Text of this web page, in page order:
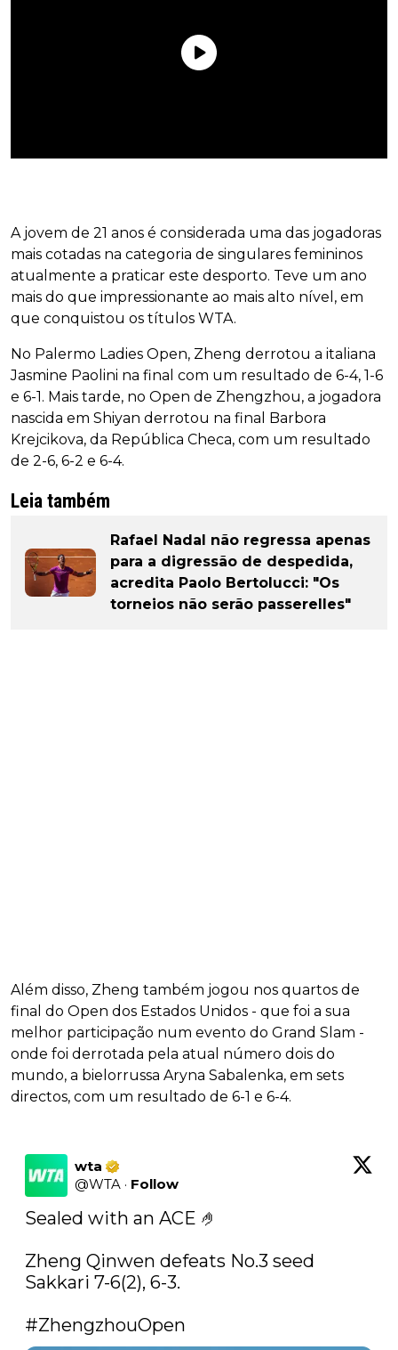
A jovem de 21 anos é considerada uma das jogadoras
mais cotadas na categoria de singulares femininos
atualmente a praticar este desporto. Teve um ano
mais do que impressionante ao mais alto nível, em
que conquistou os títulos WTA.
No Palermo Ladies Open, Zheng derrotou a italiana
Jasmine Paolini na final com um resultado de 6-4, 1-6
e 6-1. Mais tarde, no Open de Zhengzhou, a jogadora
nascida em Shiyan derrotou na final Barbora
Krejcikova, da República Checa, com um resultado
de 2-6, 6-2 e 6-4.
Leia também
Rafael Nadal não regressa apenas
para a digressão de despedida,
acredita Paolo Bertolucci: "Os
torneios não serão passerelles"
Além disso, Zheng também jogou nos quartos de
final do Open dos Estados Unidos - que foi a sua
melhor participação num evento do Grand Slam -
onde foi derrotada pela atual número dois do
mundo, a bielorrussa Aryna Sabalenka, em sets
directos, com um resultado de 6-1 e 6-4.
wta
@WTA · Follow
Sealed with an ACE 🤌
Zheng Qinwen defeats No.3 seed
Sakkari 7-6(2), 6-3.
#ZhengzhouOpen